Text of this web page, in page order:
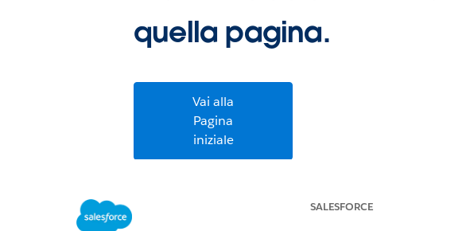
quella pagina.
Vai alla
Pagina
iniziale
SALESFORCE